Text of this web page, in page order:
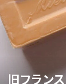
旧フラン